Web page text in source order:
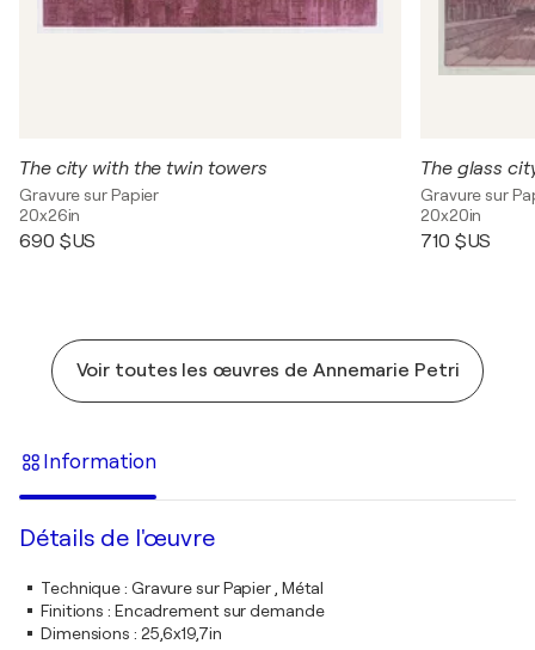
The city with the twin towers
Gravure sur Papier
20x26in
690 $US
The glass
Gravure sur
20x20in
710 $US
Voir toutes les œuvres de Annemarie Petri
Information
Détails de l'œuvre
Technique: Gravure sur Papier , Métal
Finitions : Encadrement sur demande
Dimensions : 25,6x19,7in